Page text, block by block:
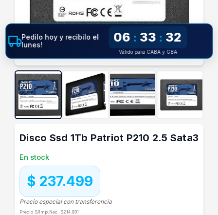
Disco Ssd 1Tb Patriot P210 2.5 Sata3
En stock
$ 237.499
Precio especial con transferencia
Precio S/Imp.Nac. $214.931
Pedilo hoy y recibilo el
lunes!
06 : 33 : 31
Válido para CABA y GBA